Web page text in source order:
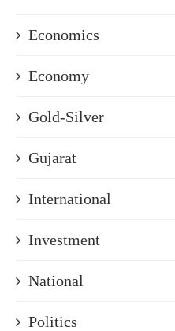
Economics
Economy
Gold-Silver
Gujarat
International
Investment
National
Politics